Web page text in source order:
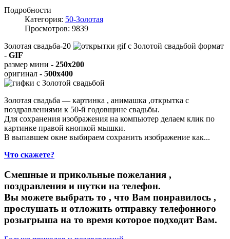
Подробности
Категория: 50-Золотая
Просмотров: 9839
Золотая свадьба-20
формат
- GIF
размер мини - 250x200
оригинал - 500x400
Золотая свадьба — картинка , анимашка ,открытка с
поздравлениями к 50-й годовщине свадьбы.
Для сохранения изображения на компьютер делаем клик по
картинке правой кнопкой мышки.
В выпавшем окне выбираем сохранить изображение как...
Что скажете?
Смешные и прикольные пожелания ,
поздравления и шутки на телефон.
Вы можете выбрать то , что Вам понравилось ,
прослушать и отложить отправку телефонного
розыгрыша на то время которое подходит Вам.